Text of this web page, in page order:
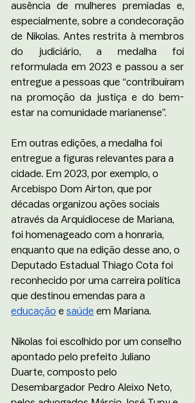
ausência de mulheres premiadas e,
especialmente, sobre a condecoração
de Nikolas. Antes restrita à membros
do judiciário, a medalha foi
reformulada em 2023 e passou a ser
entregue a pessoas que “contribuíram
na promoção da justiça e do bem-
estar na comunidade marianense”.
Em outras edições, a medalha foi
entregue a figuras relevantes para a
cidade. Em 2023, por exemplo, o
Arcebispo Dom Airton, que por
décadas organizou ações sociais
através da Arquidiocese de Mariana,
foi homenageado com a honraria,
enquanto que na edição desse ano, o
Deputado Estadual Thiago Cota foi
reconhecido por uma carreira política
que destinou emendas para a
educação e saúde em Mariana.
Nikolas foi escolhido por um conselho
apontado pelo prefeito Juliano
Duarte, composto pelo
Desembargador Pedro Aleixo Neto,